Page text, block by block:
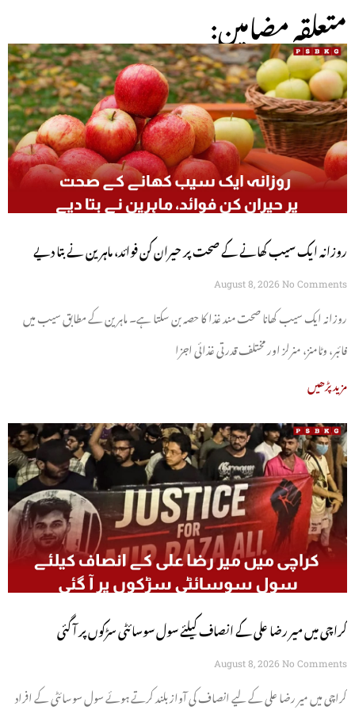
:متعلقہ مضامین
روزانہ ایک سیب کھانے کے صحت پر حیران کن فوائد، ماہرین نے بتا دیے
August 8, 2026 No Comments
روزانہ ایک سیب کھانا صحت مند غذا کا حصہ بن سکتا ہے۔ ماہرین کے مطابق سیب میں
فائبر، وٹامنز، منرلز اور مختلف قدرتی غذائی اجزا
مزید پڑھیں
کراچی میں میر رضا علی کے انصاف کیلئے سول سوسائٹی سڑکوں پر آ گئی
August 8, 2026 No Comments
کراچی میں میر رضا علی کے لیے انصاف کی آواز بلند کرتے ہوئے سول سوسائٹی کے افراد